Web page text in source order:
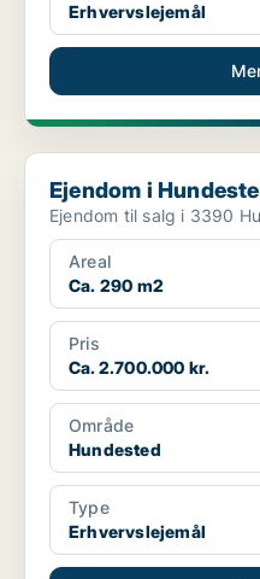
Erhvervslejemål
Ejendom i Hundested
Ejendom i
Ejendom til salg i 3390
Areal
Ca. 290 m2
Pris
Ca. 2.700.000 kr.
Område
Hundested
Type
Erhvervslejemål